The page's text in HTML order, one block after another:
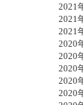
2021
2021
2021
2020
2020
2020
2020
2020